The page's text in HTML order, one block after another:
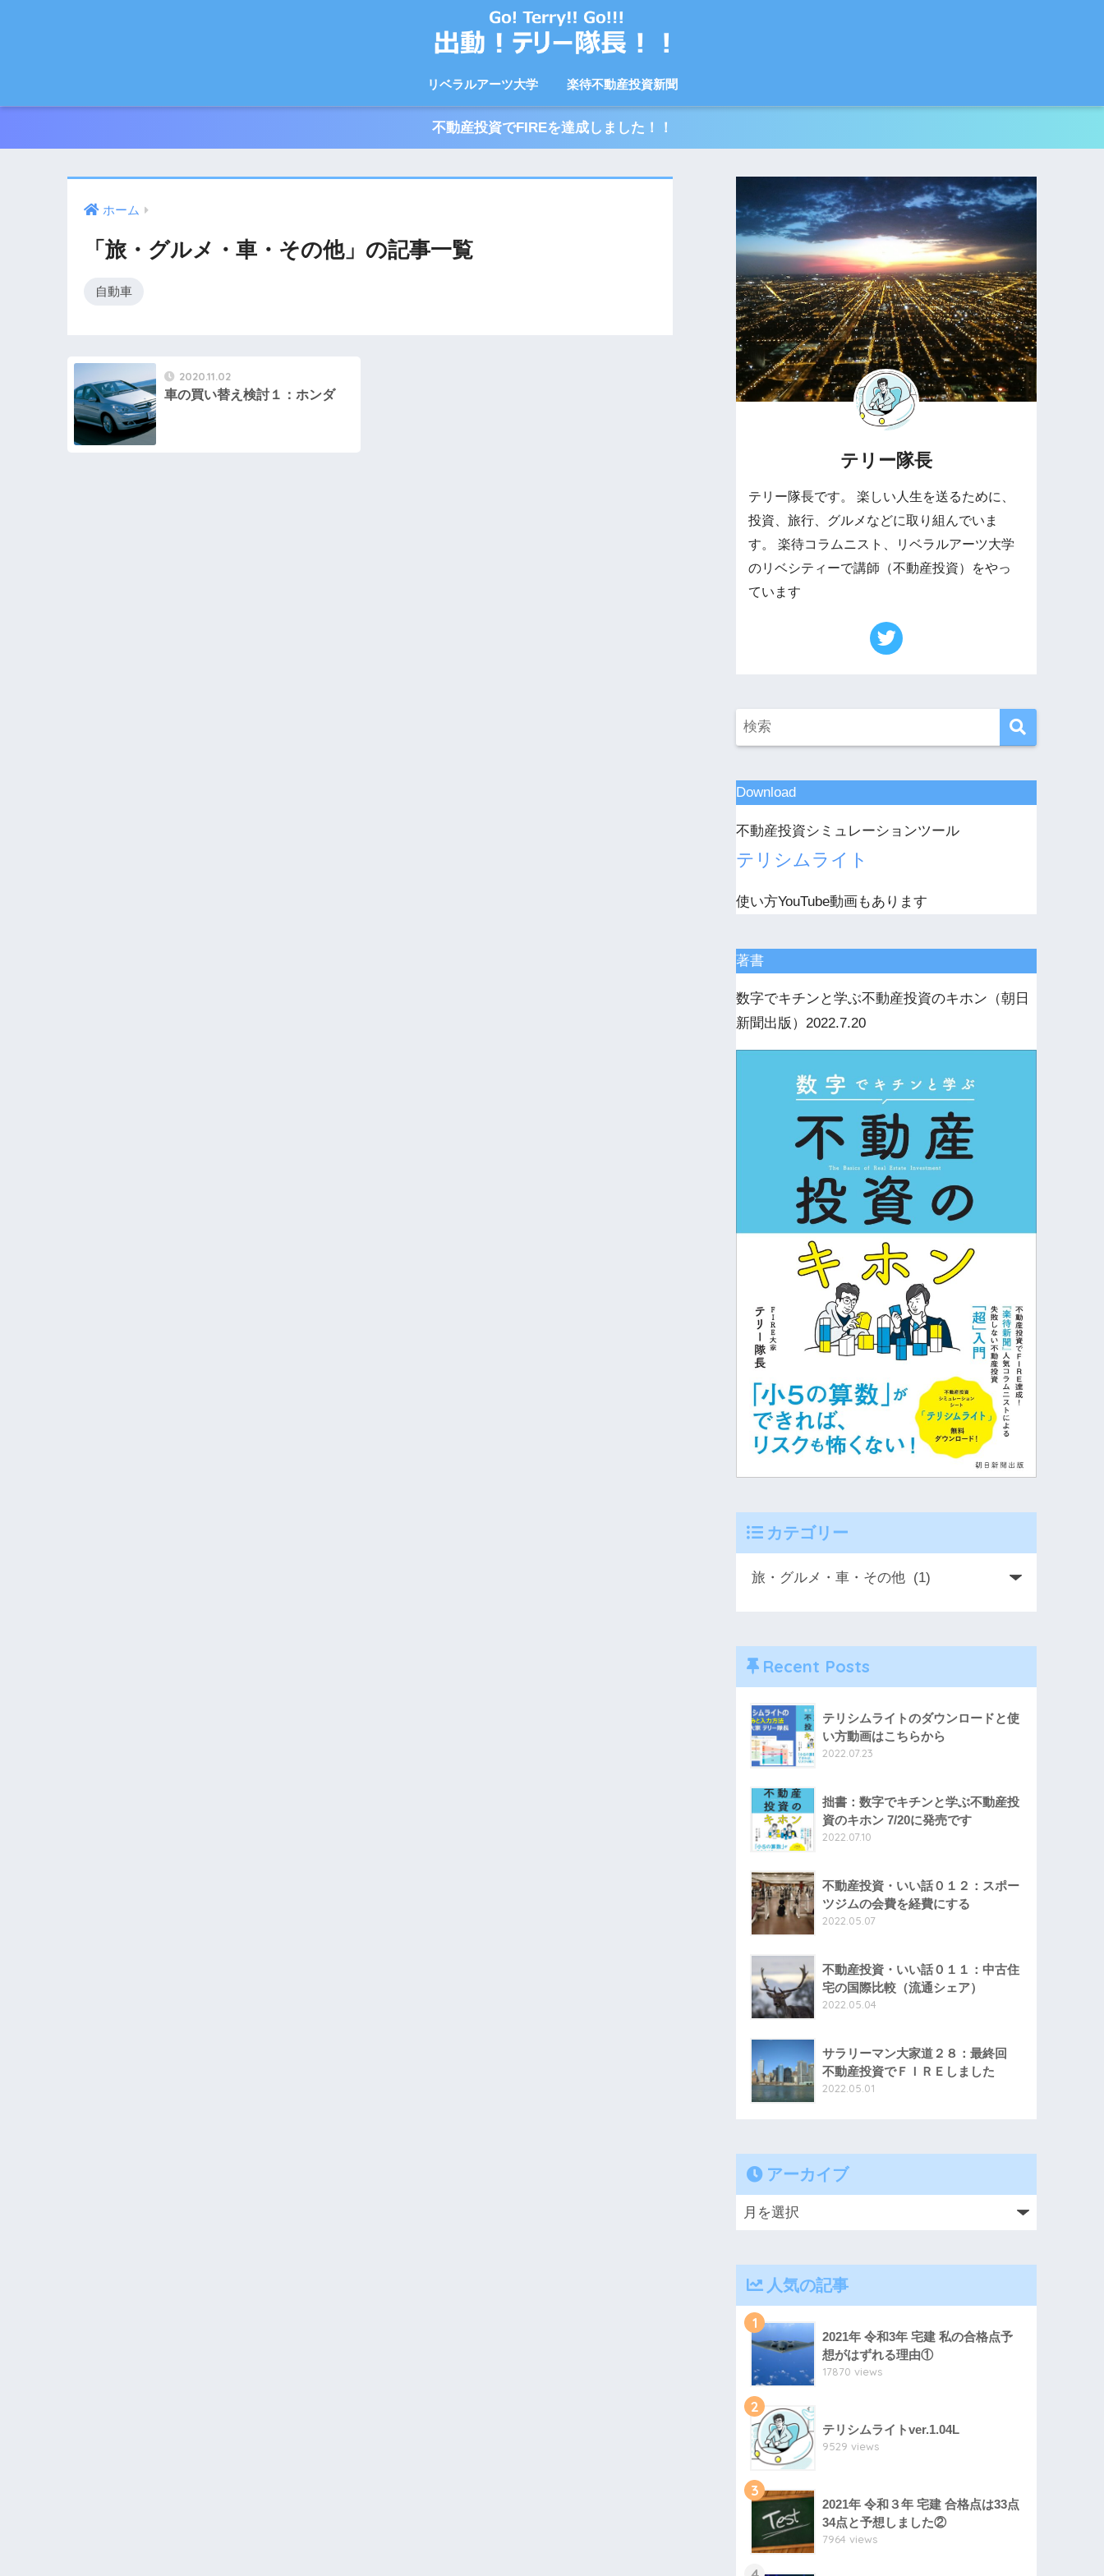
リベラルアーツ大学 楽待不動産投資新聞
不動産投資でFIREを達成しました！！
ホーム
「旅・グルメ・車・その他」の記事一覧
自動車
2020.11.02
車の買い替え検討１：ホンダ
テリー隊長
テリー隊長です。 楽しい人生を送るために、
投資、旅行、グルメなどに取り組んでいま
す。 楽待コラムニスト、リベラルアーツ大学
のリベシティーで講師（不動産投資）をやっ
ています
Download
不動産投資シミュレーションツール
テリシムライト
使い方YouTube動画もあります
著書
数字でキチンと学ぶ不動産投資のキホン（朝日
新聞出版）2022.7.20
カテゴリー
Recent Posts
テリシムライトのダウンロードと使
い方動画はこちらから
2022.07.23
拙書：数字でキチンと学ぶ不動産投
資のキホン 7/20に発売です
2022.07.10
不動産投資・いい話０１２：スポー
ツジムの会費を経費にする
2022.05.07
不動産投資・いい話０１１：中古住
宅の国際比較（流通シェア）
2022.05.04
サラリーマン大家道２８：最終回
不動産投資でＦＩＲＥしました
2022.05.01
アーカイブ
人気の記事
1
2021年 令和3年 宅建 私の合格点予
想がはずれる理由①
17870 views
2
テリシムライトver.1.04L
9529 views
3
2021年 令和３年 宅建 合格点は33点
34点と予想しました②
7964 views